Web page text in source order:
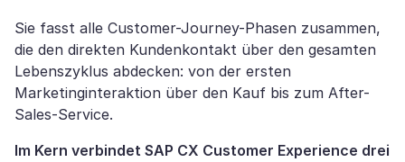
Sie fasst alle Customer-Journey-Phasen zusammen,
die den direkten Kundenkontakt über den gesamten
Lebenszyklus abdecken: von der ersten
Marketinginteraktion über den Kauf bis zum After-
Sales-Service.
Im Kern verbindet SAP CX Customer Experience drei